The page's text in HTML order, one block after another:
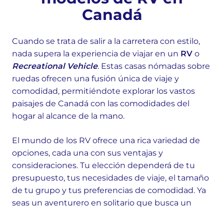
Canadá
Cuando se trata de salir a la carretera con estilo,
nada supera la experiencia de viajar en un RV o
Recreational Vehicle. Estas casas nómadas sobre
ruedas ofrecen una fusión única de viaje y
comodidad, permitiéndote explorar los vastos
paisajes de Canadá con las comodidades del
hogar al alcance de la mano.
El mundo de los RV ofrece una rica variedad de
opciones, cada una con sus ventajas y
consideraciones. Tu elección dependerá de tu
presupuesto, tus necesidades de viaje, el tamaño
de tu grupo y tus preferencias de comodidad. Ya
seas un aventurero en solitario que busca un